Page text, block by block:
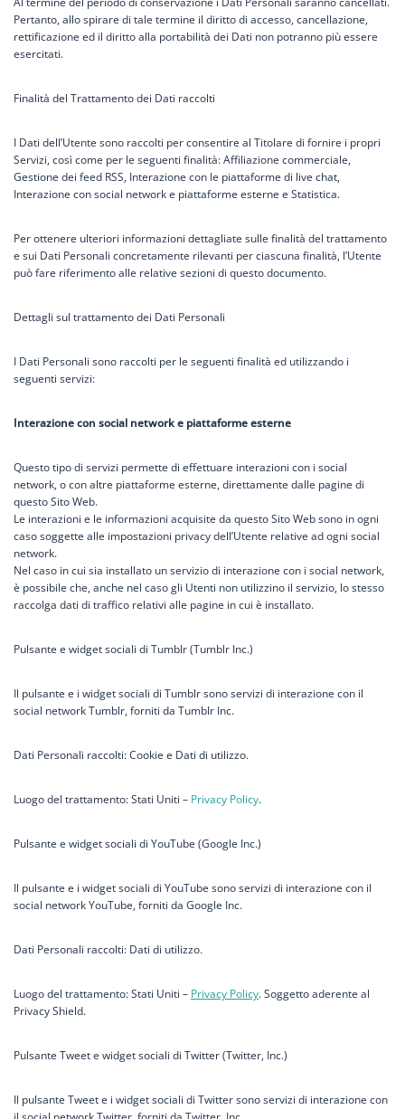
Pertanto, allo spirare di tale termine il diritto di accesso, cancellazione,
rettificazione ed il diritto alla portabilità dei Dati non potranno più essere
esercitati.
Finalità del Trattamento dei Dati raccolti
I Dati dell’Utente sono raccolti per consentire al Titolare di fornire i propri
Servizi, così come per le seguenti finalità: Affiliazione commerciale,
Gestione dei feed RSS, Interazione con le piattaforme di live chat,
Interazione con social network e piattaforme esterne e Statistica.
Per ottenere ulteriori informazioni dettagliate sulle finalità del trattamento
e sui Dati Personali concretamente rilevanti per ciascuna finalità, l’Utente
può fare riferimento alle relative sezioni di questo documento.
Dettagli sul trattamento dei Dati Personali
I Dati Personali sono raccolti per le seguenti finalità ed utilizzando i
seguenti servizi:
Interazione con social network e piattaforme esterne
Questo tipo di servizi permette di effettuare interazioni con i social
network, o con altre piattaforme esterne, direttamente dalle pagine di
questo Sito Web.
Le interazioni e le informazioni acquisite da questo Sito Web sono in ogni
caso soggette alle impostazioni privacy dell’Utente relative ad ogni social
network.
Nel caso in cui sia installato un servizio di interazione con i social network,
è possibile che, anche nel caso gli Utenti non utilizzino il servizio, lo stesso
raccolga dati di traffico relativi alle pagine in cui è installato.
Pulsante e widget sociali di Tumblr (Tumblr Inc.)
Il pulsante e i widget sociali di Tumblr sono servizi di interazione con il
social network Tumblr, forniti da Tumblr Inc.
Dati Personali raccolti: Cookie e Dati di utilizzo.
Luogo del trattamento: Stati Uniti – Privacy Policy.
Pulsante e widget sociali di YouTube (Google Inc.)
Il pulsante e i widget sociali di YouTube sono servizi di interazione con il
social network YouTube, forniti da Google Inc.
Dati Personali raccolti: Dati di utilizzo.
Luogo del trattamento: Stati Uniti – Privacy Policy. Soggetto aderente al
Privacy Shield.
Pulsante Tweet e widget sociali di Twitter (Twitter, Inc.)
Il pulsante Tweet e i widget sociali di Twitter sono servizi di interazione con